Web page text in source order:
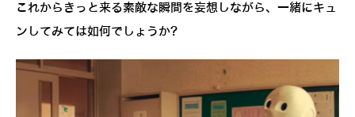
これからきっと来る素敵な瞬間を妄想しながら、一緒にキュ
ンしてみては如何でしょうか?